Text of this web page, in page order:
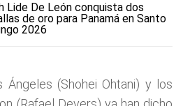
Lide De León conquista dos
de oro para Panamá en Santo
2026
Ángeles (Shohei Ohtani) y los